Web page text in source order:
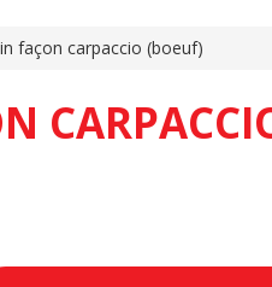
façon carpaccio (boeuf)